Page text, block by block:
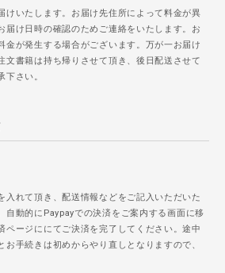
けいたします。お届け先住所によって料金が異
届け日時の確認のためご連絡をいたします。お
金が発生する場合がございます。万が一お届け
文書籍は持ち帰りさせて頂き、後日配送させて
下さい。
入れて頂き、配送情報などをご記入いただいた
自動的にPaypayでの決済をご案内する画面に移
ページににてご決済を完了してください。途中
お手続きは初めからやり直しとなりますので、